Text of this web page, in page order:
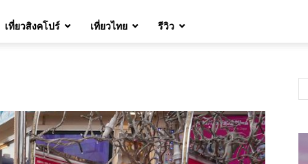
เที่ยวสิงคโปร์ เที่ยวไทย รีวิว